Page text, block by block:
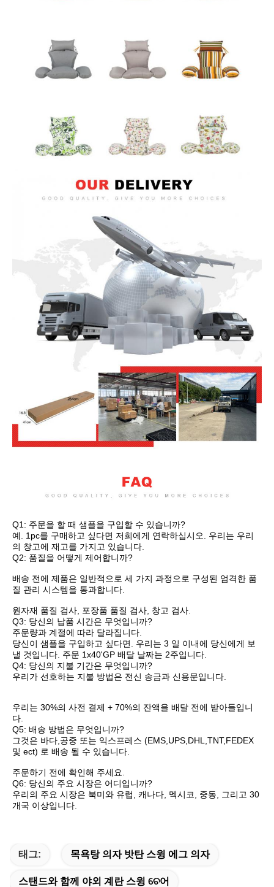
Q1: 주문을 할 때 샘플을 구입할 수 있습니까?
예. 1pc를 구매하고 싶다면 저희에게 연락하십시오. 우리는 우리
의 창고에 재고를 가지고 있습니다.
Q2: 품질을 어떻게 제어합니까?
배송 전에 제품은 일반적으로 세 가지 과정으로 구성된 엄격한 품
질 관리 시스템을 통과합니다.
원자재 품질 검사, 포장품 품질 검사, 창고 검사.
Q3: 당신의 납품 시간은 무엇입니까?
주문량과 계절에 따라 달라집니다.
당신이 샘플을 구입하고 싶다면. 우리는 3 일 이내에 당신에게 보
낼 것입니다. 주문 1x40'GP 배달 날짜는 2주입니다.
Q4: 당신의 지불 기간은 무엇입니까?
우리가 선호하는 지불 방법은 전신 송금과 신용문입니다.
우리는 30%의 사전 결제 + 70%의 잔액을 배달 전에 받아들입니
다.
Q5: 배송 방법은 무엇입니까?
그것은 바다,공중 또는 익스프레스 (EMS,UPS,DHL,TNT,FEDEX
및 ect) 로 배송 될 수 있습니다.
주문하기 전에 확인해 주세요.
Q6: 당신의 주요 시장은 어디입니까?
우리의 주요 시장은 북미와 유럽, 캐나다, 멕시코, 중동, 그리고 30
개국 이상입니다.
태그: 목욕탕 의자 밧탄 스윙 에그 의자
스탠드와 함께 야외 계란 스윙 ଚେ어